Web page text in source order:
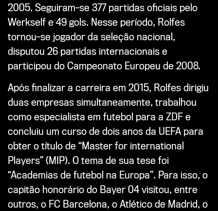
2005. Seguiram-se 377 partidas oficiais pelo
Werkself e 49 gols. Nesse período, Rolfes
tornou-se jogador da seleção nacional,
disputou 26 partidas internacionais e
participou do Campeonato Europeu de 2008.
Após finalizar a carreira em 2015, Rolfes dirigiu
duas empresas simultaneamente, trabalhou
como especialista em futebol para a ZDF e
concluiu um curso de dois anos da UEFA para
obter o título de “Master for international
Players” (MIP). O tema de sua tese foi
“Academias de futebol na Europa”. Para isso, o
capitão honorário do Bayer 04 visitou, entre
outros, o FC Barcelona, o Atlético de Madrid, o